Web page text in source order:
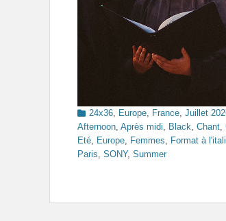
Categories
24x36, Europe, France, Juillet
Afternoon, Après midi, Black, Chant,
Eté, Europe, Femmes, Format à
Paris, SONY, Summer